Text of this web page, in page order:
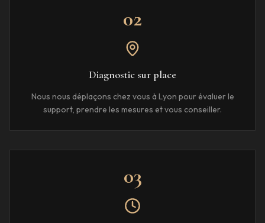
02
Diagnostic sur place
Nous nous déplaçons chez vous à Lyon pour évaluer le
support, prendre les mesures et vous conseiller.
03